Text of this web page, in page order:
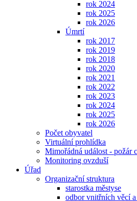
rok 2024
rok 2025
rok 2026
Úmrtí
rok 2017
rok 2019
rok 2018
rok 2020
rok 2021
rok 2022
rok 2023
rok 2024
rok 2025
rok 2026
Počet obyvatel
Virtuální prohlídka
Mimořádná událost - požár
Monitoring ovzduší
Úřad
Organizační struktura
starostka městyse
odbor vnitřních věcí